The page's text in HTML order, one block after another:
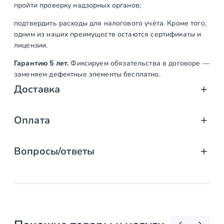
пройти проверку надзорных органов;
подтвердить расходы для налогового учёта. Кроме того,
одним из наших преимуществ остаются сертификаты и
лицензии.
Гарантию 5 лет. Фиксируем обязательства в договоре —
заменяем дефектные элементы бесплатно.
Доставка
Доставка от «СтаирсПром»: аккуратно,
от упаковки на производстве до разгрузки на объекте.
Какие изделия мы доставляем
маршевые, винтовые, консольные и модульные
комплектующие и фурнитура (крепления,
Оплата
Оплата услуг «СтаирсПром»: удобно,
Вопросы/ответы
Предусмотрена ли возможность